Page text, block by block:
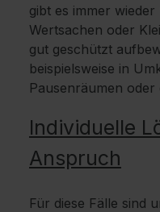
gibt es immer
Wertsachen oder
gut geschützt
beispielsweise in
Pausenräumen
Individuelle
Anspruch
Für diese Fälle sind